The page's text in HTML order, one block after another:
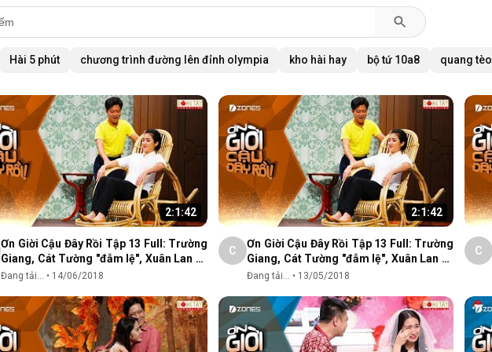
Hài 5 phút chương trình đường lên đỉnh olympia kho hài hay bộ tứ 10a8 quang tèo
2:1:42
Ơn Giời Cậu Đây Rồi Tập 13 Full: Trường
Giang, Cát Tường "đẫm lệ", Xuân Lan và
nỗi đau tình cũ
Đang tải... • 14/06/2018
2:1:42
C
Ơn Giời Cậu Đây Rồi Tập 13 Full: Trường
Giang, Cát Tường "đẫm lệ", Xuân Lan và
nỗi đau tình cũ
Đang tải... • 13/05/2018
C